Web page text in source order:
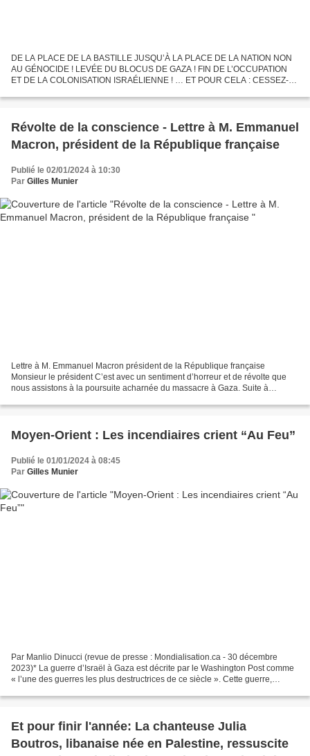
DE LA PLACE DE LA BASTILLE JUSQU’À LA PLACE DE LA NATION NON
AU GÉNOCIDE ! LEVÉE DU BLOCUS DE GAZA ! FIN DE L’OCCUPATION
ET DE LA COLONISATION ISRAÉLIENNE ! … ET POUR CELA : CESSEZ-
Révolte de la conscience - Lettre à M. Emmanuel
Macron, président de la République française
Publié le 02/01/2024 à 10:30
Par Gilles Munier
Lettre à M. Emmanuel Macron président de la République française
Monsieur le président C’est avec un sentiment d’horreur et de révolte que
nous assistons à la poursuite acharnée du massacre à Gaza. Suite à
Moyen-Orient : Les incendiaires crient “Au Feu”
Publié le 01/01/2024 à 08:45
Par Gilles Munier
Par Manlio Dinucci (revue de presse : Mondialisation.ca - 30 décembre
2023)* La guerre d’Israël à Gaza est décrite par le Washington Post comme
« l’une des guerres les plus destructrices de ce siècle ». Cette guerre,
Et pour finir l'année: La chanteuse Julia
Boutros, libanaise née en Palestine, ressuscite